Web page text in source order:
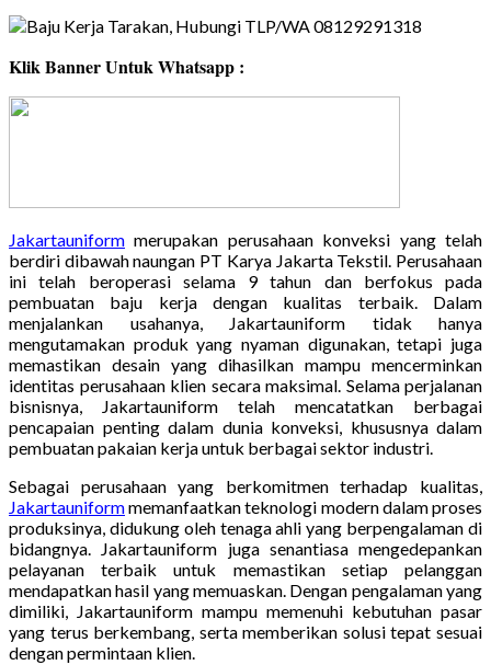
Klik Banner Untuk Whatsapp :
Jakartauniform merupakan perusahaan konveksi yang telah
berdiri dibawah naungan PT Karya Jakarta Tekstil. Perusahaan
ini telah beroperasi selama 9 tahun dan berfokus pada
pembuatan baju kerja dengan kualitas terbaik. Dalam
menjalankan usahanya, Jakartauniform tidak hanya
mengutamakan produk yang nyaman digunakan, tetapi juga
memastikan desain yang dihasilkan mampu mencerminkan
identitas perusahaan klien secara maksimal. Selama perjalanan
bisnisnya, Jakartauniform telah mencatatkan berbagai
pencapaian penting dalam dunia konveksi, khususnya dalam
pembuatan pakaian kerja untuk berbagai sektor industri.
Sebagai perusahaan yang berkomitmen terhadap kualitas,
Jakartauniformmemanfaatkan teknologi modern dalam proses
produksinya, didukung oleh tenaga ahli yang berpengalaman di
bidangnya. Jakartauniform juga senantiasa mengedepankan
pelayanan terbaik untuk memastikan setiap pelanggan
mendapatkan hasil yang memuaskan. Dengan pengalaman yang
dimiliki, Jakartauniform mampu memenuhi kebutuhan pasar
yang terus berkembang, serta memberikan solusi tepat sesuai
dengan permintaan klien.